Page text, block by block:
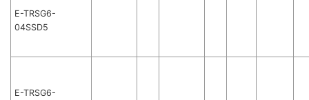
E-TRSG6-
04SSD5
E-TRSG6-